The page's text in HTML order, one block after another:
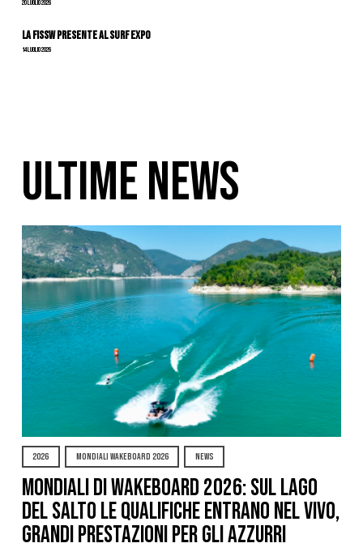
20 Luglio 2026
La FISSW presente al Surf Expo
14 Luglio 2026
ULTIME NEWS
2026 MONDIALI WAKEBOARD 2026 NEWS
Mondiali di Wakeboard 2026: sul Lago
del Salto le qualifiche entrano nel vivo,
grandi prestazioni per gli azzurri